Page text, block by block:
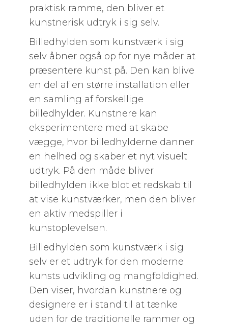
praktisk ramme, den bliver et
kunstnerisk udtryk i sig selv.
Billedhylden som kunstværk i sig
selv åbner også op for nye måder at
præsentere kunst på. Den kan blive
en del af en større installation eller
en samling af forskellige
billedhylder. Kunstnere kan
eksperimentere med at skabe
vægge, hvor billedhylderne danner
en helhed og skaber et nyt visuelt
udtryk. På den måde bliver
billedhylden ikke blot et redskab til
at vise kunstværker, men den bliver
en aktiv medspiller i
kunstoplevelsen.
Billedhylden som kunstværk i sig
selv er et udtryk for den moderne
kunsts udvikling og mangfoldighed.
Den viser, hvordan kunstnere og
designere er i stand til at tænke
uden for de traditionelle rammer og